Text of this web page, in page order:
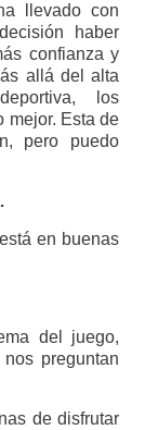
llevado con
haber
confianza y
allá del alta
los
mejor. Esta de
pero puedo
en buenas
del juego,
preguntan
de disfrutar